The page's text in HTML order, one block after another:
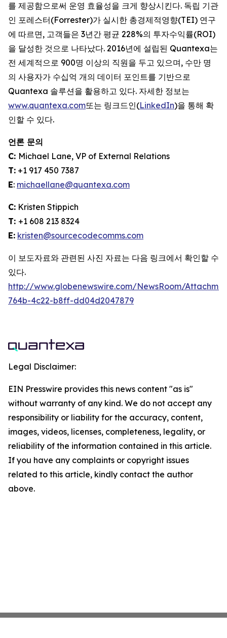
를 제공함으로써 운영 효율성을 크게 향상시킨다. 독립 기관
인 포레스터(Forrester)가 실시한 총경제적영향(TEI) 연구
에 따르면, 고객들은 3년간 평균 228%의 투자수익률(ROI)
을 달성한 것으로 나타났다. 2016년에 설립된 Quantexa는
전 세계적으로 900명 이상의 직원을 두고 있으며, 수만 명
의 사용자가 수십억 개의 데이터 포인트를 기반으로
Quantexa 솔루션을 활용하고 있다. 자세한 정보는
www.quantexa.com또는 링크드인(LinkedIn)을 통해 확
인할 수 있다.
언론 문의
C: Michael Lane, VP of External Relations
T: +1 917 450 7387
E: michaellane@quantexa.com
C: Kristen Stippich
T: +1 608 213 8324
E: kristen@sourcecodecomms.com
이 보도자료와 관련된 사진 자료는 다음 링크에서 확인할 수
있다.
http://www.globenewswire.com/NewsRoom/
764b-4c22-b8ff-dd04d2047879
Legal Disclaimer:
EIN Presswire provides this news content "as is"
without warranty of any kind. We do not accept any
responsibility or liability for the accuracy, content,
images, videos, licenses, completeness, legality, or
reliability of the information contained in this article.
If you have any complaints or copyright issues
related to this article, kindly contact the author
above.